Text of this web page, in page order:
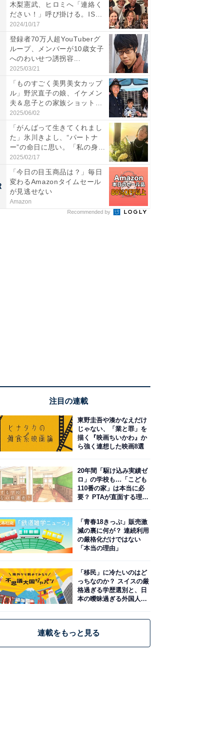
木梨憲武、ヒロミへ「連絡く
ださい！」呼び掛ける。IS
S...
2024/10/17
登録者70万人超YouTuberグ
ループ、メンバーが10歳女子
へのわいせつ誘拐容...
2025/03/21
「ものすごく美男美女カップ
ル」野沢直子の娘、イケメン
夫＆息子との家族ショット！
...
2025/06/02
「がんばって生きてくれまし
た」氷川きよし、“パートナ
ー”の命日に思い。「私の身
体...
2025/02/17
「今日の目玉商品は？」毎日
変わるAmazonタイムセール
が見逃せない
Amazon
Recommended by
注目の連載
東野圭吾や湊かなえだけ
じゃない、「業と罪」を
描く『映画ちいかわ』か
ら強く連想した映画8選
20年間「駆け込み実績ゼ
ロ」の学校も…「こども
110番の家」は本当に必
要？ PTAが直面する理想
「青春18きっぷ」販売激
減の裏に何が？ 連続利用
の厳格化だけではない
「本当の理由」
「移民」に冷たいのはど
っちなのか？ スイスの厳
格過ぎる学歴選別と、日
本の曖昧過ぎる外国人政
連載をもっと見る